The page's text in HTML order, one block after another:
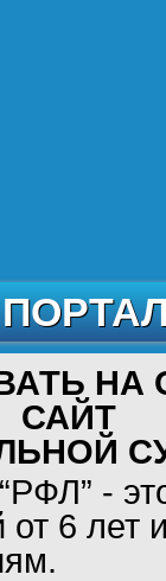
НА
САЙТ
-
6 лет